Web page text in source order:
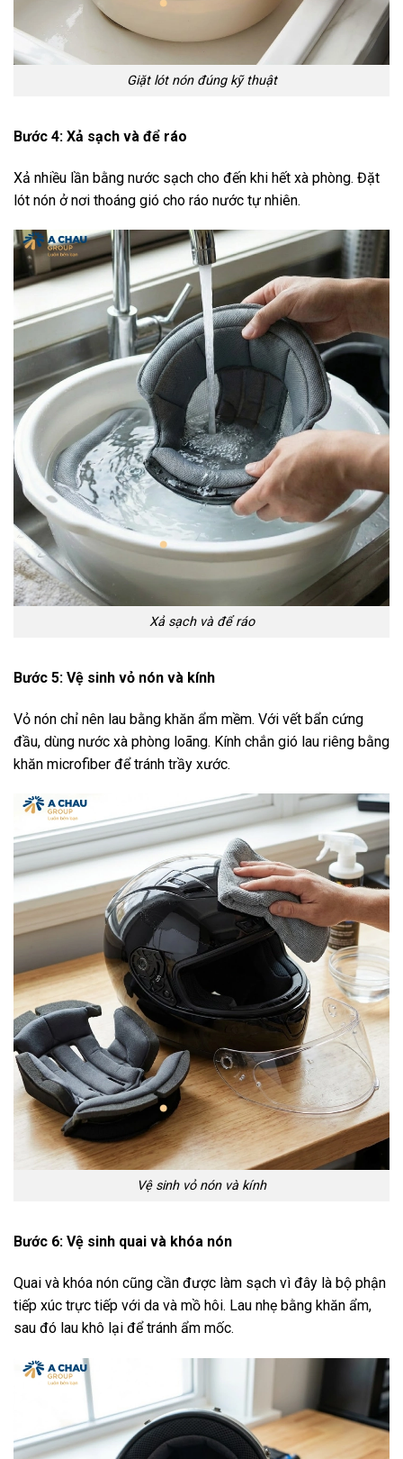
Giặt lót nón đúng kỹ thuật
Bước 4: Xả sạch và để ráo
Xả nhiều lần bằng nước sạch cho đến khi hết xà phòng. Đặt
lót nón ở nơi thoáng gió cho ráo nước tự nhiên.
Xả sạch và để ráo
Bước 5: Vệ sinh vỏ nón và kính
Vỏ nón chỉ nên lau bằng khăn ẩm mềm. Với vết bẩn cứng
đầu, dùng nước xà phòng loãng. Kính chắn gió lau riêng bằng
khăn microfiber để tránh trầy xước.
Vệ sinh vỏ nón và kính
Bước 6: Vệ sinh quai và khóa nón
Quai và khóa nón cũng cần được làm sạch vì đây là bộ phận
tiếp xúc trực tiếp với da và mồ hôi. Lau nhẹ bằng khăn ẩm,
sau đó lau khô lại để tránh ẩm mốc.